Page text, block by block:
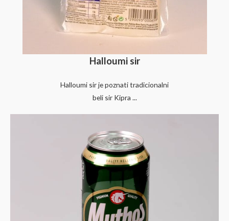
Halloumi sir
Halloumi sir je poznati tradicionalni
beli sir Kipra ...